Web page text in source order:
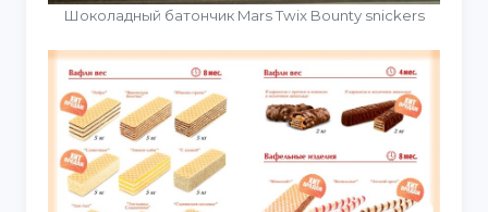
Шоколадный батончик Mars Twix Bounty snickers